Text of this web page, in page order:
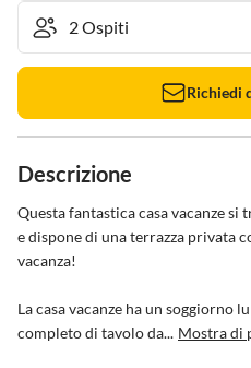
Richiedi
Descrizione
Questa fantastica casa vacanze
e dispone di una terrazza privata
vacanza!
La casa vacanze ha un soggiorno
completo di tavolo da... Mostra di